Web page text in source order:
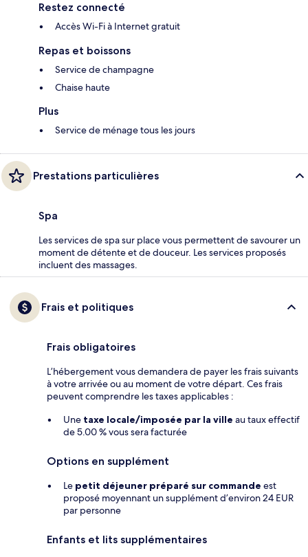
Restez connecté
Accès Wi-Fi à Internet gratuit
Repas et boissons
Service de champagne
Chaise haute
Plus
Service de ménage tous les jours
Prestations particulières
Spa
Les services de spa sur place vous permettent de savourer un
moment de détente et de douceur. Les services proposés
incluent des massages.
Frais et politiques
Frais obligatoires
L’hébergement vous demandera de payer les frais suivants
à votre arrivée ou au moment de votre départ. Ces frais
peuvent comprendre les taxes applicables :
Une taxe locale/imposée par la ville au taux effectif
de 5.00 % vous sera facturée
Options en supplément
Le petit déjeuner préparé sur commande est
proposé moyennant un supplément d’environ 24 EUR
par personne
Enfants et lits supplémentaires